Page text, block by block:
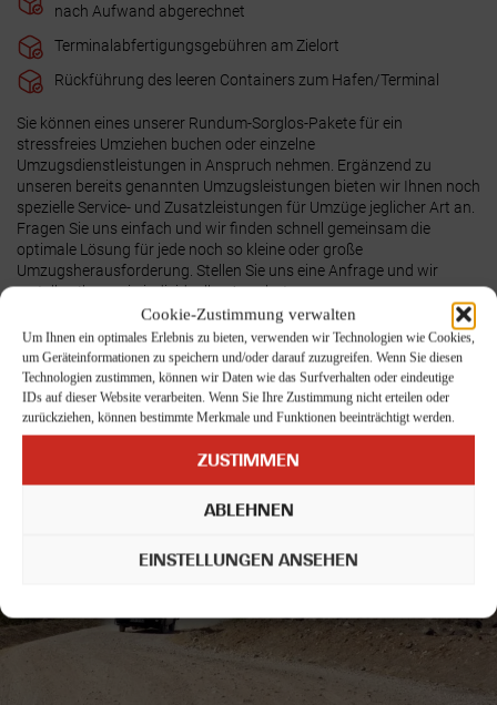
Cookie-Zustimmung verwalten
Um Ihnen ein optimales Erlebnis zu bieten, verwenden wir Technologien wie Cookies,
um Geräteinformationen zu speichern und/oder darauf zuzugreifen. Wenn Sie diesen
Technologien zustimmen, können wir Daten wie das Surfverhalten oder eindeutige
IDs auf dieser Website verarbeiten. Wenn Sie Ihre Zustimmung nicht erteilen oder
zurückziehen, können bestimmte Merkmale und Funktionen beeinträchtigt werden.
ZUSTIMMEN
ABLEHNEN
EINSTELLUNGEN ANSEHEN
nach Aufwand abgerechnet
Terminalabfertigungsgebühren am Zielort
Rückführung des leeren Containers zum Hafen/Terminal
Sie können eines unserer Rundum-Sorglos-Pakete für ein
stressfreies Umziehen buchen oder einzelne
Umzugsdienstleistungen in Anspruch nehmen. Ergänzend zu
unseren bereits genannten Umzugsleistungen bieten wir Ihnen noch
spezielle Service- und Zusatzleistungen für Umzüge jeglicher Art an.
Fragen Sie uns einfach und wir finden schnell gemeinsam die
optimale Lösung für jede noch so kleine oder große
Umzugsherausforderung. Stellen Sie uns eine Anfrage und wir
erstellen Ihnen ein individuelles Angebot.